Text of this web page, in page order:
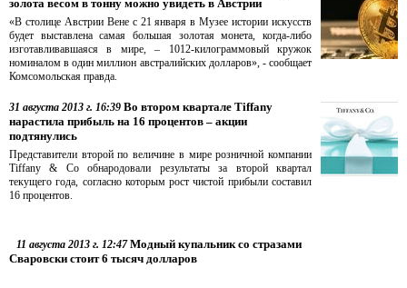
золота весом в тонну можно увидеть в Австрии
«В столице Австрии Вене с 21 января в Музее истории искусств
будет выставлена самая большая золотая монета, когда-либо
изготавливавшаяся в мире, – 1012-килограммовый кружок
номиналом в один миллион австралийских долларов», - сообщает
Комсомольская правда.
31 августа 2013 г. 16:39 Во втором квартале Tiffany
нарастила прибыль на 16 процентов – акции
подтянулись
Представители второй по величине в мире розничной компании
Tiffany & Co обнародовали результаты за второй квартал
текущего года, согласно которым рост чистой прибыли составил
16 процентов.
11 августа 2013 г. 12:47 Модный купальник со стразами
Сваровски стоит 6 тысяч долларов